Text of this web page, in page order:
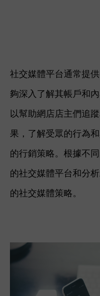
社交媒體平台通常提
夠深入了解其帳戶和
以幫助網店店主們追
果，了解受眾的行為
的行銷策略。根據不
的社交媒體平台和分
的社交媒體策略。